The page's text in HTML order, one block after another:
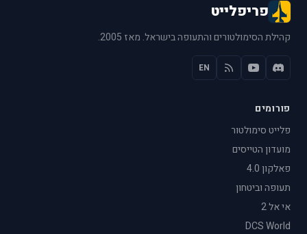
פריפלייט
קהילת הסימולטורים והתעופה בישראל. מאז 2005.
EN
פורומים
פלייט סימולטור
מועדון הטייסים
פאלקון 4.0
תעופה וביטחון
אי אל 2
DCS World